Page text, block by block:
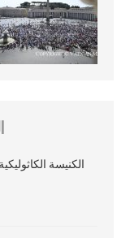
الكنيسة